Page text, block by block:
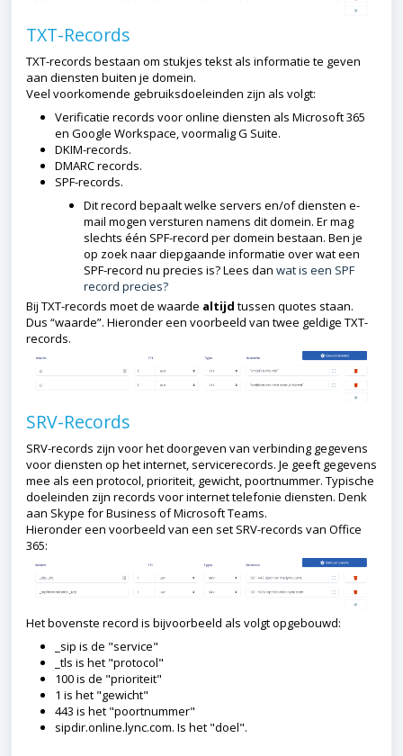
TXT-Records
TXT-records bestaan om stukjes tekst als informatie te geven
aan diensten buiten je domein.
Veel voorkomende gebruiksdoeleinden zijn als volgt:
Verificatie records voor online diensten als Microsoft 365
en Google Workspace, voormalig G Suite.
DKIM-records.
DMARC records.
SPF-records.
Dit record bepaalt welke servers en/of diensten e-
mail mogen versturen namens dit domein. Er mag
slechts één SPF-record per domein bestaan. Ben je
op zoek naar diepgaande informatie over wat een
SPF-record nu precies is? Lees dan wat is een SPF
record precies?
Bij TXT-records moet de waarde altijd tussen quotes staan.
Dus “waarde”. Hieronder een voorbeeld van twee geldige TXT-
records.
SRV-Records
SRV-records zijn voor het doorgeven van verbinding gegevens
voor diensten op het internet, servicerecords. Je geeft gegevens
mee als een protocol, prioriteit, gewicht, poortnummer. Typische
doeleinden zijn records voor internet telefonie diensten. Denk
aan Skype for Business of Microsoft Teams.
Hieronder een voorbeeld van een set SRV-records van Office
365:
Het bovenste record is bijvoorbeeld als volgt opgebouwd:
_sip is de "service"
_tls is het "protocol"
100 is de "prioriteit"
1 is het "gewicht"
443 is het "poortnummer"
sipdir.online.lync.com. Is het "doel".